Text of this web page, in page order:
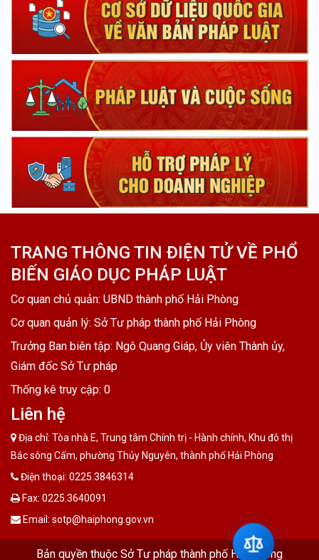
TRANG THÔNG TIN ĐIỆN TỬ VỀ PHỔ
BIẾN GIÁO DỤC PHÁP LUẬT
Cơ quan chủ quản: UBND thành phố Hải Phòng
Cơ quan quản lý: Sở Tư pháp thành phố Hải Phòng
Trưởng Ban biên tập: Ngô Quang Giáp, Ủy viên Thành ủy,
Giám đốc Sở Tư pháp
Thống kê truy cập: 0
Liên hệ
Địa chỉ: Tòa nhà E, Trung tâm Chính trị - Hành chính, Khu đô thị
Bắc sông Cấm, phường Thủy Nguyên, thành phố Hải Phòng
Điện thoại: 0225.3846314
Fax: 0225.3640091
Email: sotp@haiphong.gov.vn
Bản quyền thuộc Sở Tư pháp thành phố Hải Phòng